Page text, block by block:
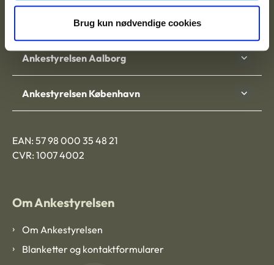
Brug kun nødvendige cookies
9000 Aalborg
Ankestyrelsen Aalborg
Ankestyrelsen København
EAN: 57 98 000 35 48 21
CVR: 1007 4002
Om Ankestyrelsen
Om Ankestyrelsen
Blanketter og kontaktformularer